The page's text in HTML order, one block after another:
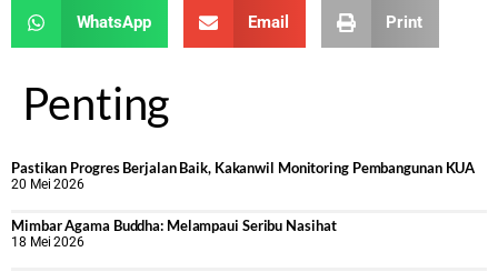
WhatsApp Email Print
Penting
Pastikan Progres Berjalan Baik, Kakanwil Monitoring Pembangunan KUA
20 Mei 2026
Mimbar Agama Buddha: Melampaui Seribu Nasihat
18 Mei 2026